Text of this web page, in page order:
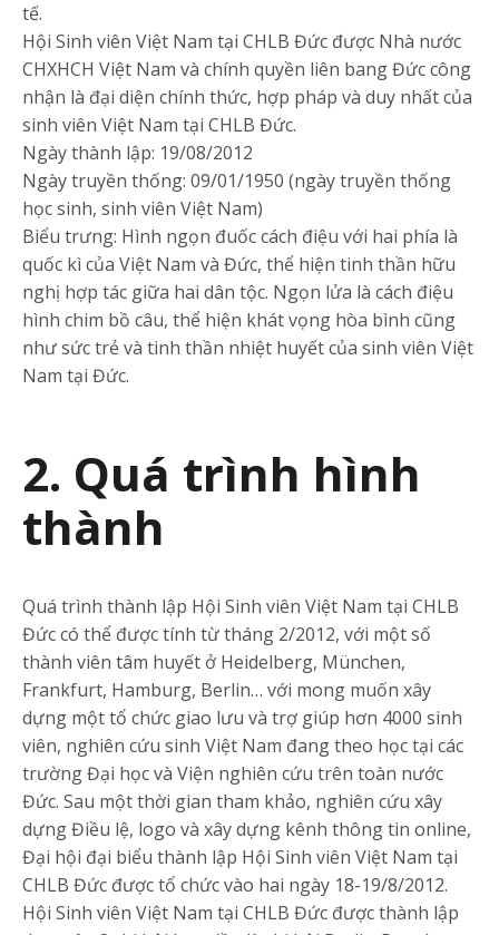
tế.
Hội Sinh viên Việt Nam tại CHLB Đức được Nhà nước
CHXHCH Việt Nam và chính quyền liên bang Đức công
nhận là đại diện chính thức, hợp pháp và duy nhất của
sinh viên Việt Nam tại CHLB Đức.
Ngày thành lập: 19/08/2012
Ngày truyền thống: 09/01/1950 (ngày truyền thống
học sinh, sinh viên Việt Nam)
Biểu trưng: Hình ngọn đuốc cách điệu với hai phía là
quốc kì của Việt Nam và Đức, thể hiện tinh thần hữu
nghị hợp tác giữa hai dân tộc. Ngọn lửa là cách điệu
hình chim bồ câu, thể hiện khát vọng hòa bình cũng
như sức trẻ và tinh thần nhiệt huyết của sinh viên Việt
Nam tại Đức.
2. Quá trình hình
thành
Quá trình thành lập Hội Sinh viên Việt Nam tại CHLB
Đức có thể được tính từ tháng 2/2012, với một số
thành viên tâm huyết ở Heidelberg, München,
Frankfurt, Hamburg, Berlin… với mong muốn xây
dựng một tổ chức giao lưu và trợ giúp hơn 4000 sinh
viên, nghiên cứu sinh Việt Nam đang theo học tại các
trường Đại học và Viện nghiên cứu trên toàn nước
Đức. Sau một thời gian tham khảo, nghiên cứu xây
dựng Điều lệ, logo và xây dựng kênh thông tin online,
Đại hội đại biểu thành lập Hội Sinh viên Việt Nam tại
CHLB Đức được tổ chức vào hai ngày 18-19/8/2012.
Hội Sinh viên Việt Nam tại CHLB Đức được thành lập